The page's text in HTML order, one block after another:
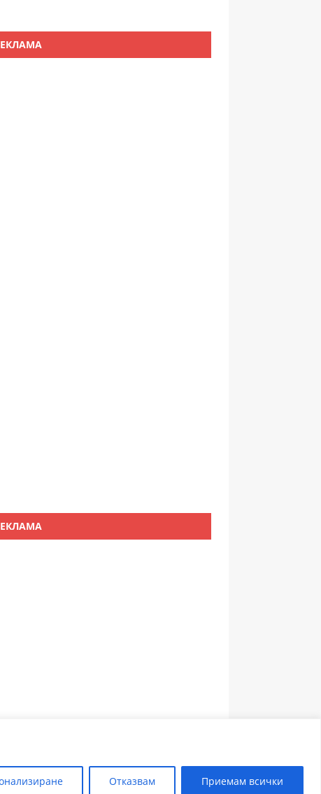
Отказвам Приемам всички
ЗЪБОЛЕКАР ПЛОВДИВ